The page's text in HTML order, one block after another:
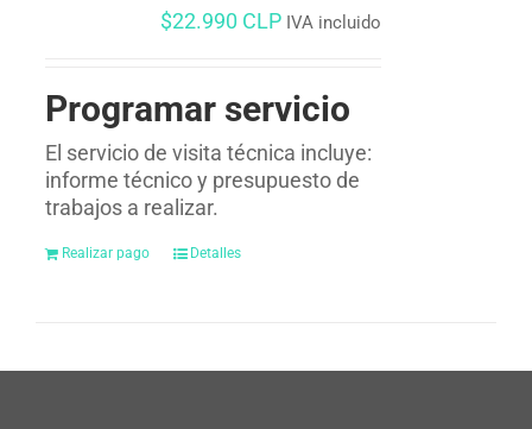
$22.990 CLP IVA incluido
Programar servicio
El servicio de visita técnica incluye:
informe técnico y presupuesto de
trabajos a realizar.
Realizar pago Detalles